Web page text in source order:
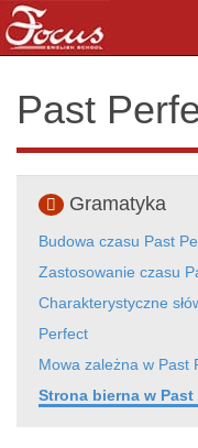
Past
Gramatyka
Budowa czasu Past
Zastosowanie czasu
Charakterystyczne
Perfect
Mowa zależna w Past
Strona bierna w Past